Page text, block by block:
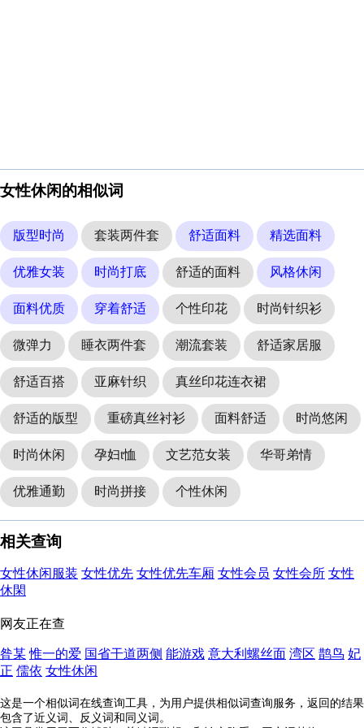
女性休闲的相似词
版型时尚 套装两件套 舒适面料 精选面料
优雅女装 时尚打底 舒适的面料 风格休闲
面料优质 穿着舒适 个性印花 时尚针织衫
微弹力 睡衣两件套 潮流套装 舒适家居服
舒适百搭 亚麻针织 真丝印花连衣裙
舒适的版型 重磅真丝衬衫 面料舒适 时尚悠闲
时尚休闲 孕妇t恤 文艺范女装 华哥弟情
优雅通勤 时尚拼接 个性休闲
相关查询
女性休闲服装 女性优先 女性优先车厢 女性会员 女性会所 女性
休閑
网友正在查
昝某 惟一的爱 国省干道两侧 能游戏 意大利螺丝面 湾区 鹊鸟 妃
正 儒依 女性休闲
这是一个相似词在线查询工具，为用户提供相似词查询服务，返回的结果
包含了近义词、反义词和同义词。